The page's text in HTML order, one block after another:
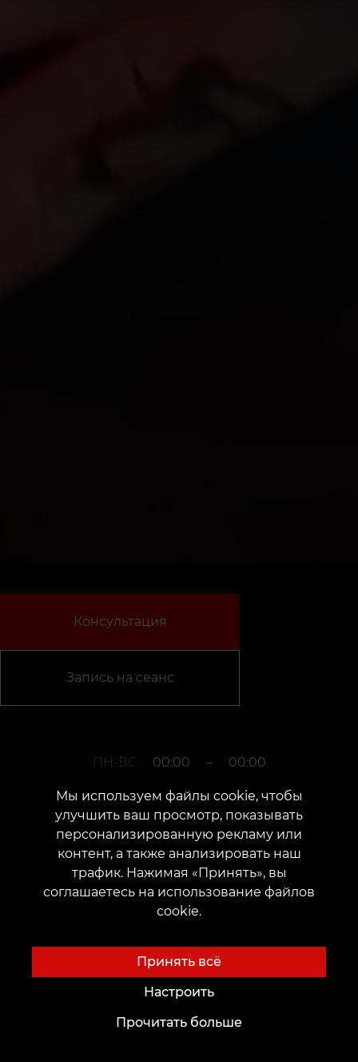
г. Бердянск
Украина, мы ждём тебя, твой Бердянск
Дата открытия: 24 октября 2013 г.
Консультация
Запись на сеанс
ПН-ВС 00:00 – 00:00
+380952011108
Мы используем файлы cookie, чтобы
улучшить ваш просмотр, показывать
персонализированную рекламу или
контент, а также анализировать наш
трафик. Нажимая «Принять», вы
соглашаетесь на использование файлов
cookie.
Принять всё
Настроить
Прочитать больше